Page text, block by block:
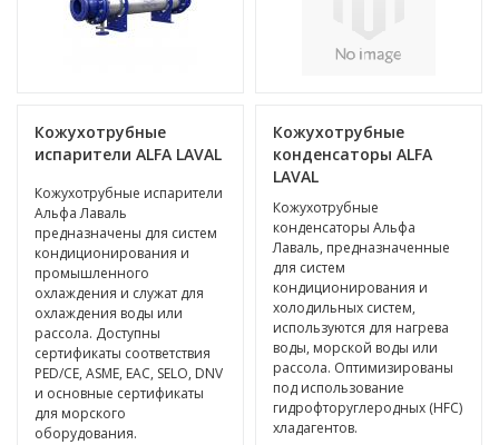
Кожухотрубные
испарители ALFA LAVAL
Кожухотрубные испарители
Альфа Лаваль
предназначены для систем
кондиционирования и
промышленного
охлаждения и служат для
охлаждения воды или
рассола. Доступны
сертификаты соответствия
PED/CE, ASME, EAC, SELO, DNV
и основные сертификаты
для морского
оборудования.
Кожухотрубные
конденсаторы ALFA
LAVAL
Кожухотрубные
конденсаторы Альфа
Лаваль, предназначенные
для систем
кондиционирования и
холодильных систем,
используются для нагрева
воды, морской воды или
рассола. Оптимизированы
под использование
гидрофторуглеродных (HFC)
хладагентов.